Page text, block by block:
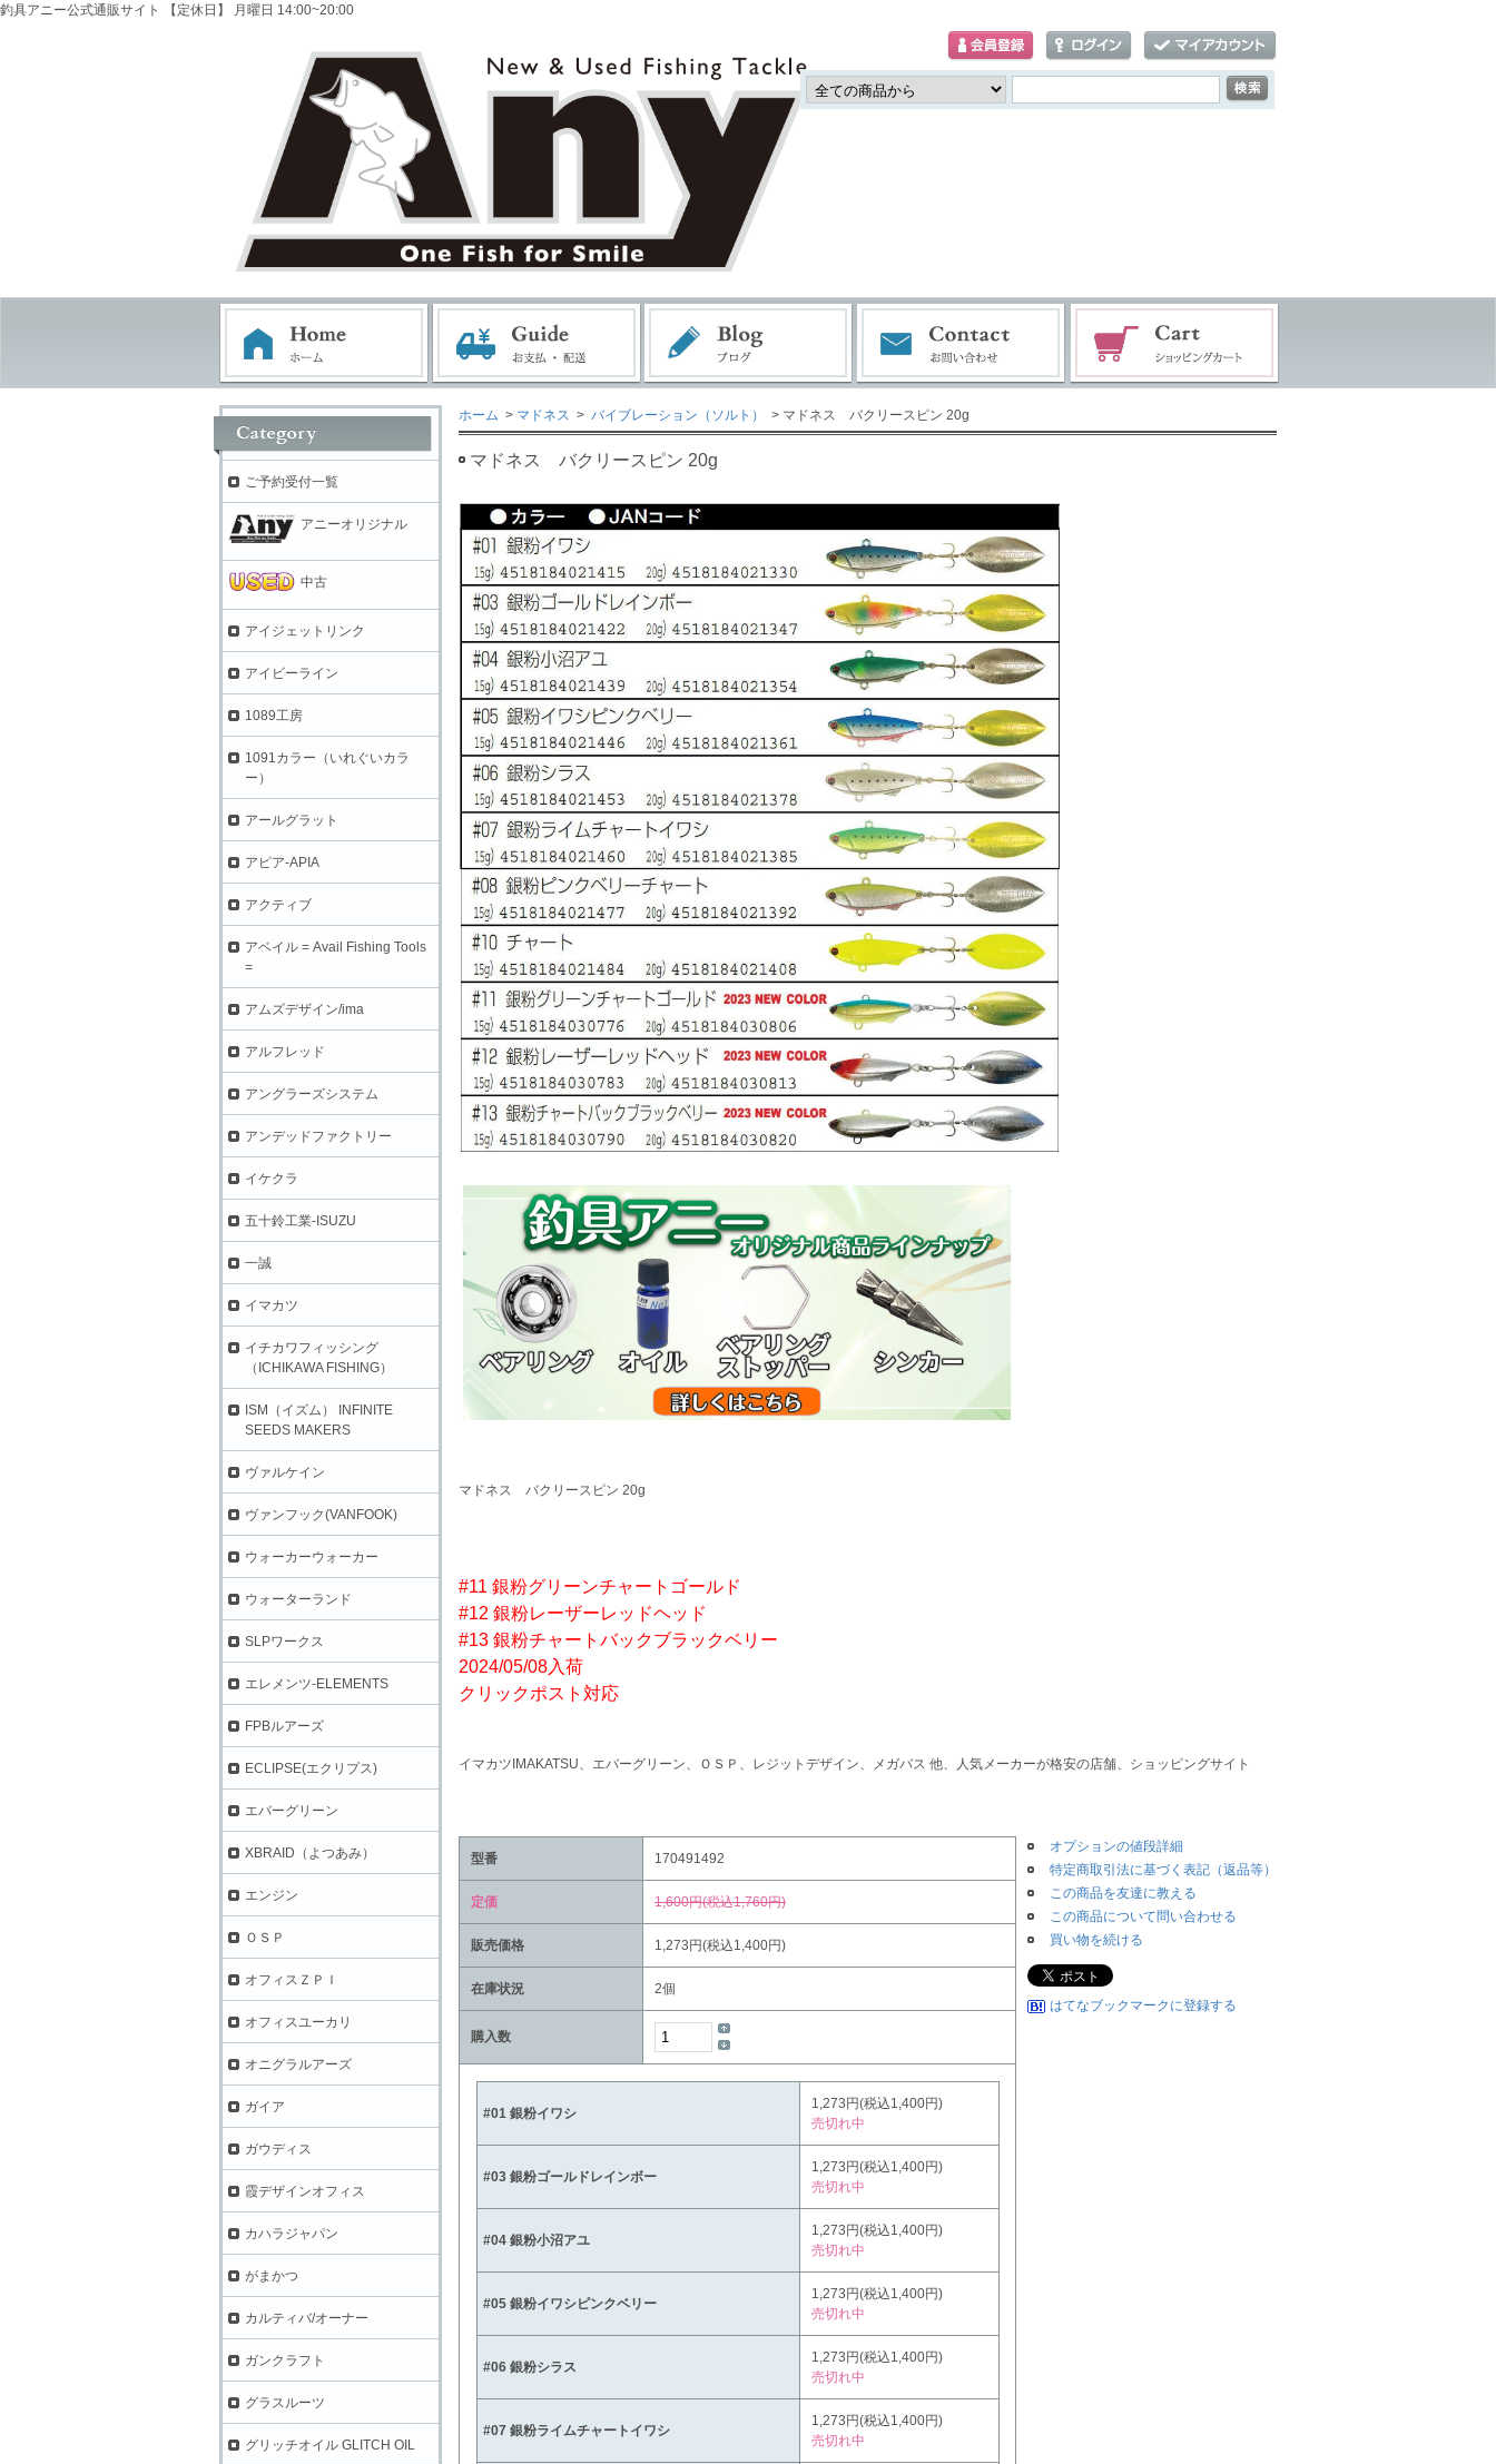
釣具アニー公式通販サイト 【定休日】 月曜日 14:00~20:00
ホーム > マドネス > バイブレーション（ソルト） > マドネス バクリースピン 20g
マドネス バクリースピン 20g
マドネス バクリースピン 20g
#11 銀粉グリーンチャートゴールド
#12 銀粉レーザーレッドヘッド
#13 銀粉チャートバックブラックベリー
2024/05/08入荷
クリックポスト対応
イマカツIMAKATSU、エバーグリーン、ＯＳＰ、レジットデザイン、メガバス 他、人気メーカーが格安の店舗、ショッピングサイト
型番 170491492
定価 1,600円(税込1,760円)
販売価格 1,273円(税込1,400円)
在庫状況 2個
購入数
#01 銀粉イワシ
1,273円(税込1,400円)
売切れ中
#03 銀粉ゴールドレインボー
1,273円(税込1,400円)
売切れ中
#04 銀粉小沼アユ
1,273円(税込1,400円)
売切れ中
#05 銀粉イワシピンクベリー
1,273円(税込1,400円)
売切れ中
#06 銀粉シラス
1,273円(税込1,400円)
売切れ中
#07 銀粉ライムチャートイワシ
1,273円(税込1,400円)
売切れ中
オプションの値段詳細
特定商取引法に基づく表記（返品等）
この商品を友達に教える
この商品について問い合わせる
買い物を続ける
はてなブックマークに登録する
ご予約受付一覧
アニーオリジナル
中古
アイジェットリンク
アイビーライン
1089工房
1091カラー（いれぐいカラ
ー）
アールグラット
アピア-APIA
アクティブ
アベイル = Avail Fishing Tools
=
アムズデザイン/ima
アルフレッド
アングラーズシステム
アンデッドファクトリー
イケクラ
五十鈴工業-ISUZU
一誠
イマカツ
イチカワフィッシング
（ICHIKAWA FISHING）
ISM（イズム） INFINITE
SEEDS MAKERS
ヴァルケイン
ヴァンフック(VANFOOK)
ウォーカーウォーカー
ウォーターランド
SLPワークス
エレメンツ-ELEMENTS
FPBルアーズ
ECLIPSE(エクリプス)
エバーグリーン
XBRAID（よつあみ）
エンジン
ＯＳＰ
オフィスＺＰＩ
オフィスユーカリ
オニグラルアーズ
ガイア
ガウディス
霞デザインオフィス
カハラジャパン
がまかつ
カルティバ/オーナー
ガンクラフト
グラスルーツ
グリッチオイル GLITCH OIL